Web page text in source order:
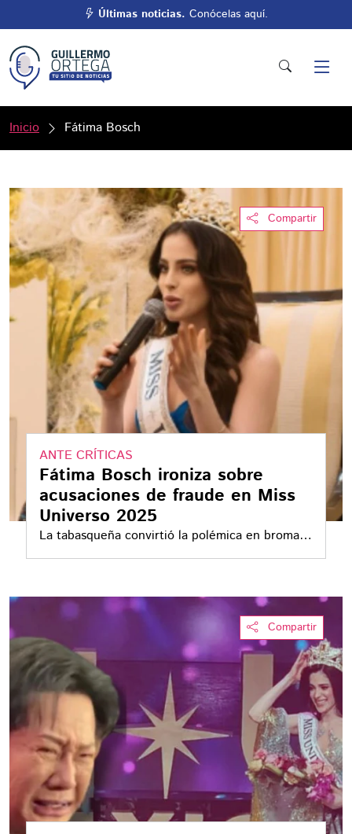
Últimas noticias. Conócelas aquí.
Inicio Fátima Bosch
Compartir
ANTE CRÍTICAS
Fátima Bosch ironiza sobre
acusaciones de fraude en Miss
Universo 2025
La tabasqueña convirtió la polémica en broma y
desató reacciones en redes tras su regreso a
Compartir